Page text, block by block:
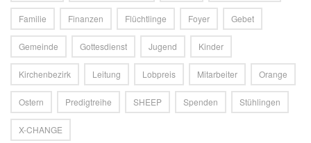
Familie Finanzen Flüchtlinge Foyer Gebet
Gemeinde Gottesdienst Jugend Kinder
Kirchenbezirk Leitung Lobpreis Mitarbeiter Orange
Ostern Predigtreihe SHEEP Spenden Stühlingen
X-CHANGE